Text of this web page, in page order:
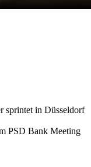
sprintet in Düsseldorf
PSD Bank Meeting